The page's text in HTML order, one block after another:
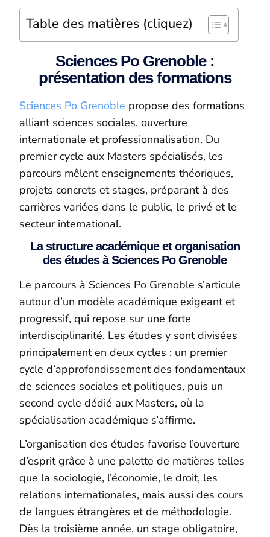
Table des matières (cliquez)
Sciences Po Grenoble :
présentation des formations
Sciences Po Grenoble propose des formations
alliant sciences sociales, ouverture
internationale et professionnalisation. Du
premier cycle aux Masters spécialisés, les
parcours mêlent enseignements théoriques,
projets concrets et stages, préparant à des
carrières variées dans le public, le privé et le
secteur international.
La structure académique et organisation
des études à Sciences Po Grenoble
Le parcours à Sciences Po Grenoble s’articule
autour d’un modèle académique exigeant et
progressif, qui repose sur une forte
interdisciplinarité. Les études y sont divisées
principalement en deux cycles : un premier
cycle d’approfondissement des fondamentaux
de sciences sociales et politiques, puis un
second cycle dédié aux Masters, où la
spécialisation académique s’affirme.
L’organisation des études favorise l’ouverture
d’esprit grâce à une palette de matières telles
que la sociologie, l’économie, le droit, les
relations internationales, mais aussi des cours
de langues étrangères et de méthodologie.
Dès la troisième année, un stage obligatoire,